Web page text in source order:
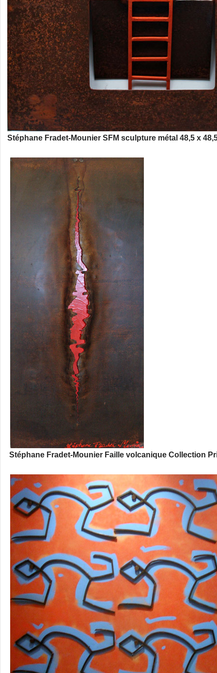
Stéphane Fradet-Mounier SFM sculpture métal 48,5 x
Stéphane Fradet-Mounier Faille volcanique Collection